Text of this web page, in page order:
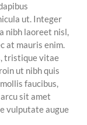
ut. Integer
nibh laoreet nisl,
at mauris enim.
tristique vitae
ut nibh quis
faucibus,
sit amet
vulputate augue